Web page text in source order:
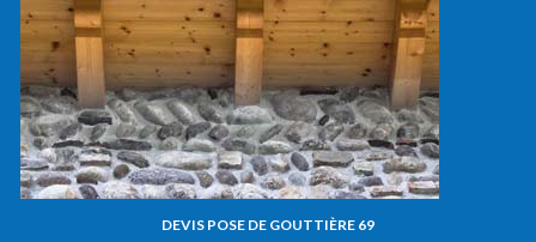
DEVIS POSE DE GOUTTIÈRE 69